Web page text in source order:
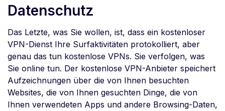
Datenschutz
Das Letzte, was Sie wollen, ist, dass ein kostenloser
VPN-Dienst Ihre Surfaktivitäten protokolliert, aber
genau das tun kostenlose VPNs. Sie verfolgen, was
Sie online tun. Der kostenlose VPN-Anbieter speichert
Aufzeichnungen über die von Ihnen besuchten
Websites, die von Ihnen gesuchten Dinge, die von
Ihnen verwendeten Apps und andere Browsing-Daten,